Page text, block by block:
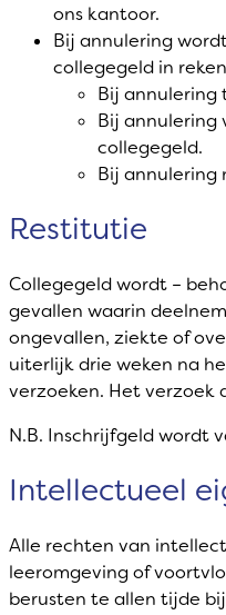
ons kantoor.
Bij annulering
collegegeld in
Bij annulering
Bij annulering
collegegeld.
Bij annulering
Restitutie
Collegegeld wordt –
gevallen waarin
ongevallen, ziekte of
uiterlijk drie weken na
verzoeken. Het verzoek
N.B. Inschrijfgeld wordt
Intellectueel
Alle rechten van
leeromgeving of
berusten te allen tijde